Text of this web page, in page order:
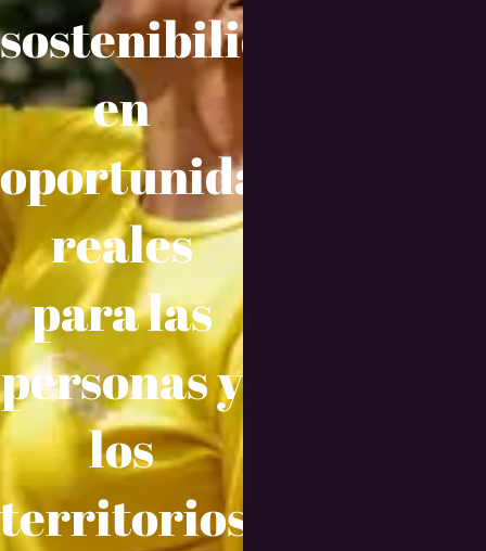
sostenibilidad
en
oportunidades
reales
para las
personas y
los
territorios